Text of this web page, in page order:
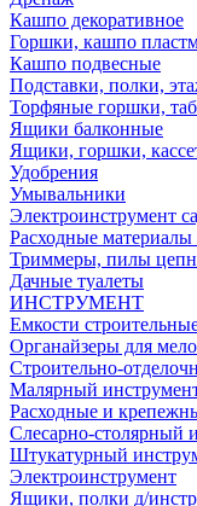
Кашпо декоративное
Горшки, кашпо
Кашпо подвесные
Подставки, полки,
Торфяные горшки,
Ящики балконные
Ящики, горшки,
Удобрения
Умывальники
Электроинструмент
Расходные материалы
Триммеры, пилы
Дачные туалеты
ИНСТРУМЕНТ
Емкости
Органайзеры для
Строительно-
Малярный
Расходные и
Слесарно-столярный
Штукатурный
Электроинструмент
Ящики, полки д/